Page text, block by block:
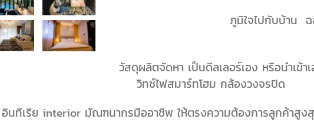
ภูมิใจไปกับบ้าน ฉ
วัสดุผลิตจัดหา เป็นดีลเลอร์เอง หรือนำเข้
วิทซ์ไฟสมาร์ทโฮม กล้องวงจรปิด
นทีเรีย interior มัณฑนากรมืออาชีพ ให้ตรงความต้องการลูกค้าสูงสุ